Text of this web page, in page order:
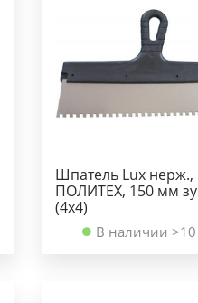
Шпатель Lux нерж.,
ПОЛИТЕХ, 150 мм
(4х4)
В наличии